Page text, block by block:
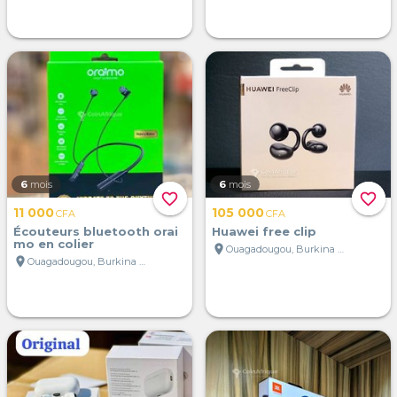
favorite_border
6 mois
11 000CFA
Écouteurs bluetooth orai
mo en colier
location_on
Ouagadougou, Burkina Faso
favorite_border
6 mois
105 000CFA
Huawei free clip
location_on
Ouagadougou, Burkina Faso